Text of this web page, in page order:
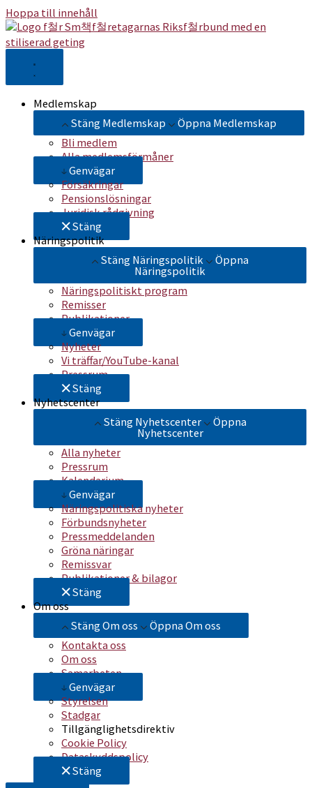
Hoppa till innehåll
Medlemskap
Stäng Medlemskap
Öppna Medlemskap
Bli medlem
Alla medlemsförmåner
Genvägar
Försäkringar
Pensionslösningar
Juridisk rådgivning
Stäng
Näringspolitik
Stäng Näringspolitik
Öppna
Näringspolitik
Näringspolitiskt program
Remisser
Publikationer
Genvägar
Nyheter
Vi träffar/YouTube-kanal
Pressrum
Stäng
Nyhetscenter
Stäng Nyhetscenter
Öppna
Nyhetscenter
Alla nyheter
Pressrum
Kalendarium
Genvägar
Näringspolitiska nyheter
Förbundsnyheter
Pressmeddelanden
Gröna näringar
Remissvar
Publikationer & bilagor
Stäng
Om oss
Stäng Om oss
Öppna Om oss
Kontakta oss
Om oss
Samarbeten
Genvägar
Styrelsen
Stadgar
Tillgänglighetsdirektiv
Cookie Policy
Dataskyddspolicy
Stäng